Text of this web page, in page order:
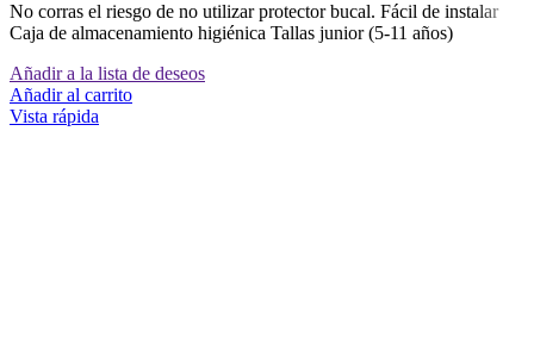
No corras el riesgo de no utilizar protector bucal. Fácil de instalar
Caja de almacenamiento higiénica Tallas junior (5-11 años)
Añadir a la lista de deseos
Añadir al carrito
Vista rápida